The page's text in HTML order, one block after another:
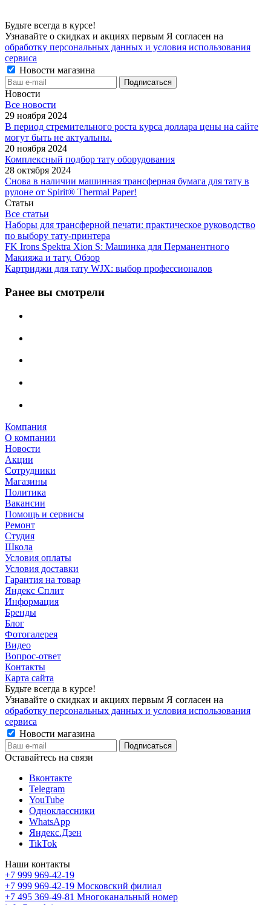
Будьте всегда в курсе!
Узнавайте о скидках и акциях первым Я согласен на
обработку персональных данных и условия использования
сервиса
Новости магазина
Новости
Все новости
29 ноября 2024
В период стремительного роста курса доллара цены на сайте
могут быть не актуальны.
20 ноября 2024
Комплексный подбор тату оборудования
28 октября 2024
Снова в наличии машинная трансферная бумага для тату в
рулоне от Spirit® Thermal Paper!
Статьи
Все статьи
Наборы для трансферной печати: практическое руководство
по выбору тату‑принтера
FK Irons Spektra Xion S: Машинка для Перманентного
Макияжа и тату. Обзор
Картриджи для тату WJX: выбор профессионалов
Ранее вы смотрели
Компания
О компании
Новости
Акции
Сотрудники
Магазины
Политика
Вакансии
Помощь и сервисы
Ремонт
Студия
Школа
Условия оплаты
Условия доставки
Гарантия на товар
Яндекс Сплит
Информация
Бренды
Блог
Фотогалерея
Видео
Вопрос-ответ
Контакты
Карта сайта
Будьте всегда в курсе!
Узнавайте о скидках и акциях первым Я согласен на
обработку персональных данных и условия использования
сервиса
Новости магазина
Оставайтесь на связи
Вконтакте
Telegram
YouTube
Одноклассники
WhatsApp
Яндекс.Дзен
TikTok
Наши контакты
+7 999 969-42-19
+7 999 969-42-19 Московский филиал
+7 495 369-49-81 Многоканальный номер